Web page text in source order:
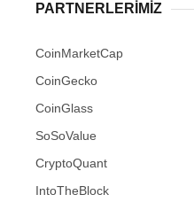
PARTNERLERIMIZ
CoinMarketCap
CoinGecko
CoinGlass
SoSoValue
CryptoQuant
IntoTheBlock